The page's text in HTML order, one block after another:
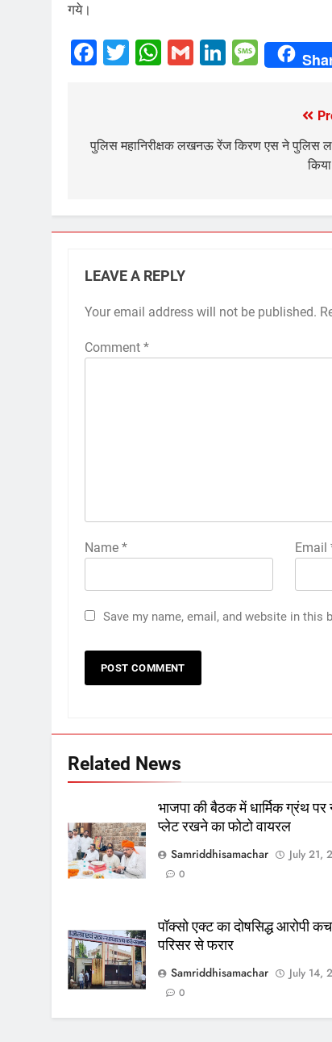
गये।
Facebook
Twitter
WhatsApp
GmailLinkedIn
navigation
पुलिस महानिरीक्षक लखनऊ रेंज किरण एस ने पुलिस
किया
LEAVE A REPLY
Your email address will not be published.
Comment *
Name * Email
Save my name, email, and website in
Related News
भाजपा की बैठक में धार्मिक ग्रंथ पर
प्लेट रखने का फोटो वायरल
Samriddhisamachar
July 21,
0
पॉक्सो एक्ट का दोषसिद्ध आरोपी
परिसर से फरार
Samriddhisamachar
July 14,
0